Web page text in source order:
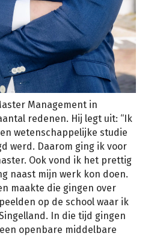
Management in
redenen. Hij legt uit: “Ik
wetenschappelijke studie
werd. Daarom ging ik voor
Ook vond ik het prettig
naast mijn werk kon doen.
maakte die gingen over
op de school waar ik
In die tijd gingen
openbare middelbare